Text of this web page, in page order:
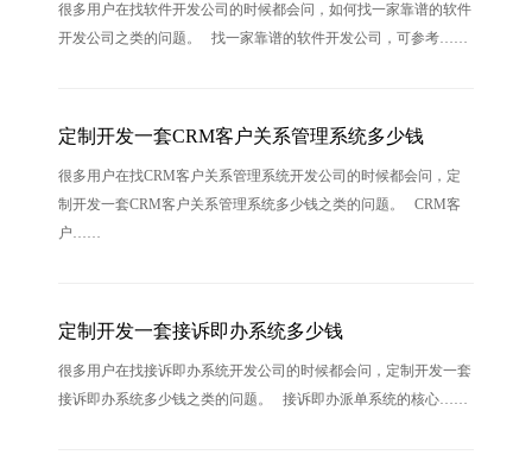
很多用户在找软件开发公司的时候都会问，如何找一家靠谱的软件
开发公司之类的问题。 找一家靠谱的软件开发公司，可参考……
定制开发一套CRM客户关系管理系统多少钱
很多用户在找CRM客户关系管理系统开发公司的时候都会问，定
制开发一套CRM客户关系管理系统多少钱之类的问题。 CRM客
户……
定制开发一套接诉即办系统多少钱
很多用户在找接诉即办系统开发公司的时候都会问，定制开发一套
接诉即办系统多少钱之类的问题。 接诉即办派单系统的核心……